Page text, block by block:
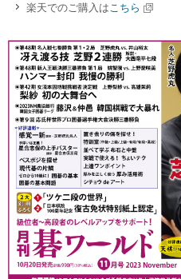
楽天でのご購入は こちら